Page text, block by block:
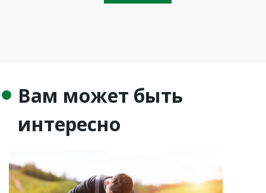
Вам может быть
интересно